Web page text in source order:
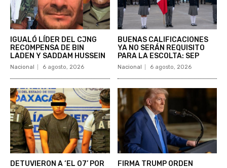
IGUALÓ LÍDER DEL CJNG
RECOMPENSA DE BIN
LADEN Y SADDAM HUSSEIN
Nacional 6 agosto, 2026
BUENAS CALIFICACIONES
YA NO SERÁN REQUISITO
PARA LA ESCOLTA: SEP
Nacional 6 agosto, 2026
DETUVIERON A ‘EL 07’ POR
FIRMA TRUMP ORDEN